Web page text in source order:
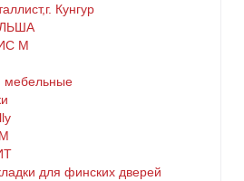
Кунгур
М
мебельные
для финских дверей